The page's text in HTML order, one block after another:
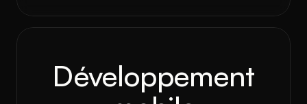
Développement